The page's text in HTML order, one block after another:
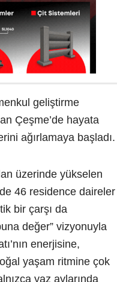
geliştirme
Çeşme’de hayata
ağırlamaya başladı.
üzerinde yükselen
46 residence daireler
bir çarşı da
değer” vizyonuyla
enerjisine,
yaşam ritmine çok
yaz aylarında